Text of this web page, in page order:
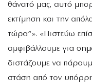
θάνατό μας, αυτό
εκτίμηση και την
τώρα”». «Πιστεύω
αμφιβάλλουμε για
διστάζουμε να
στάση από τον